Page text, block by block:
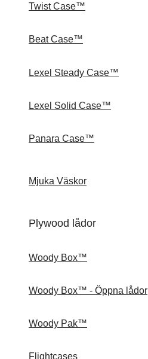
Twist Case™
Beat Case™
Lexel Steady Case™
Lexel Solid Case™
Panara Case™
Mjuka Väskor
Plywood lådor
Woody Box™
Woody Box™ - Öppna lådor
Woody Pak™
Flightcases